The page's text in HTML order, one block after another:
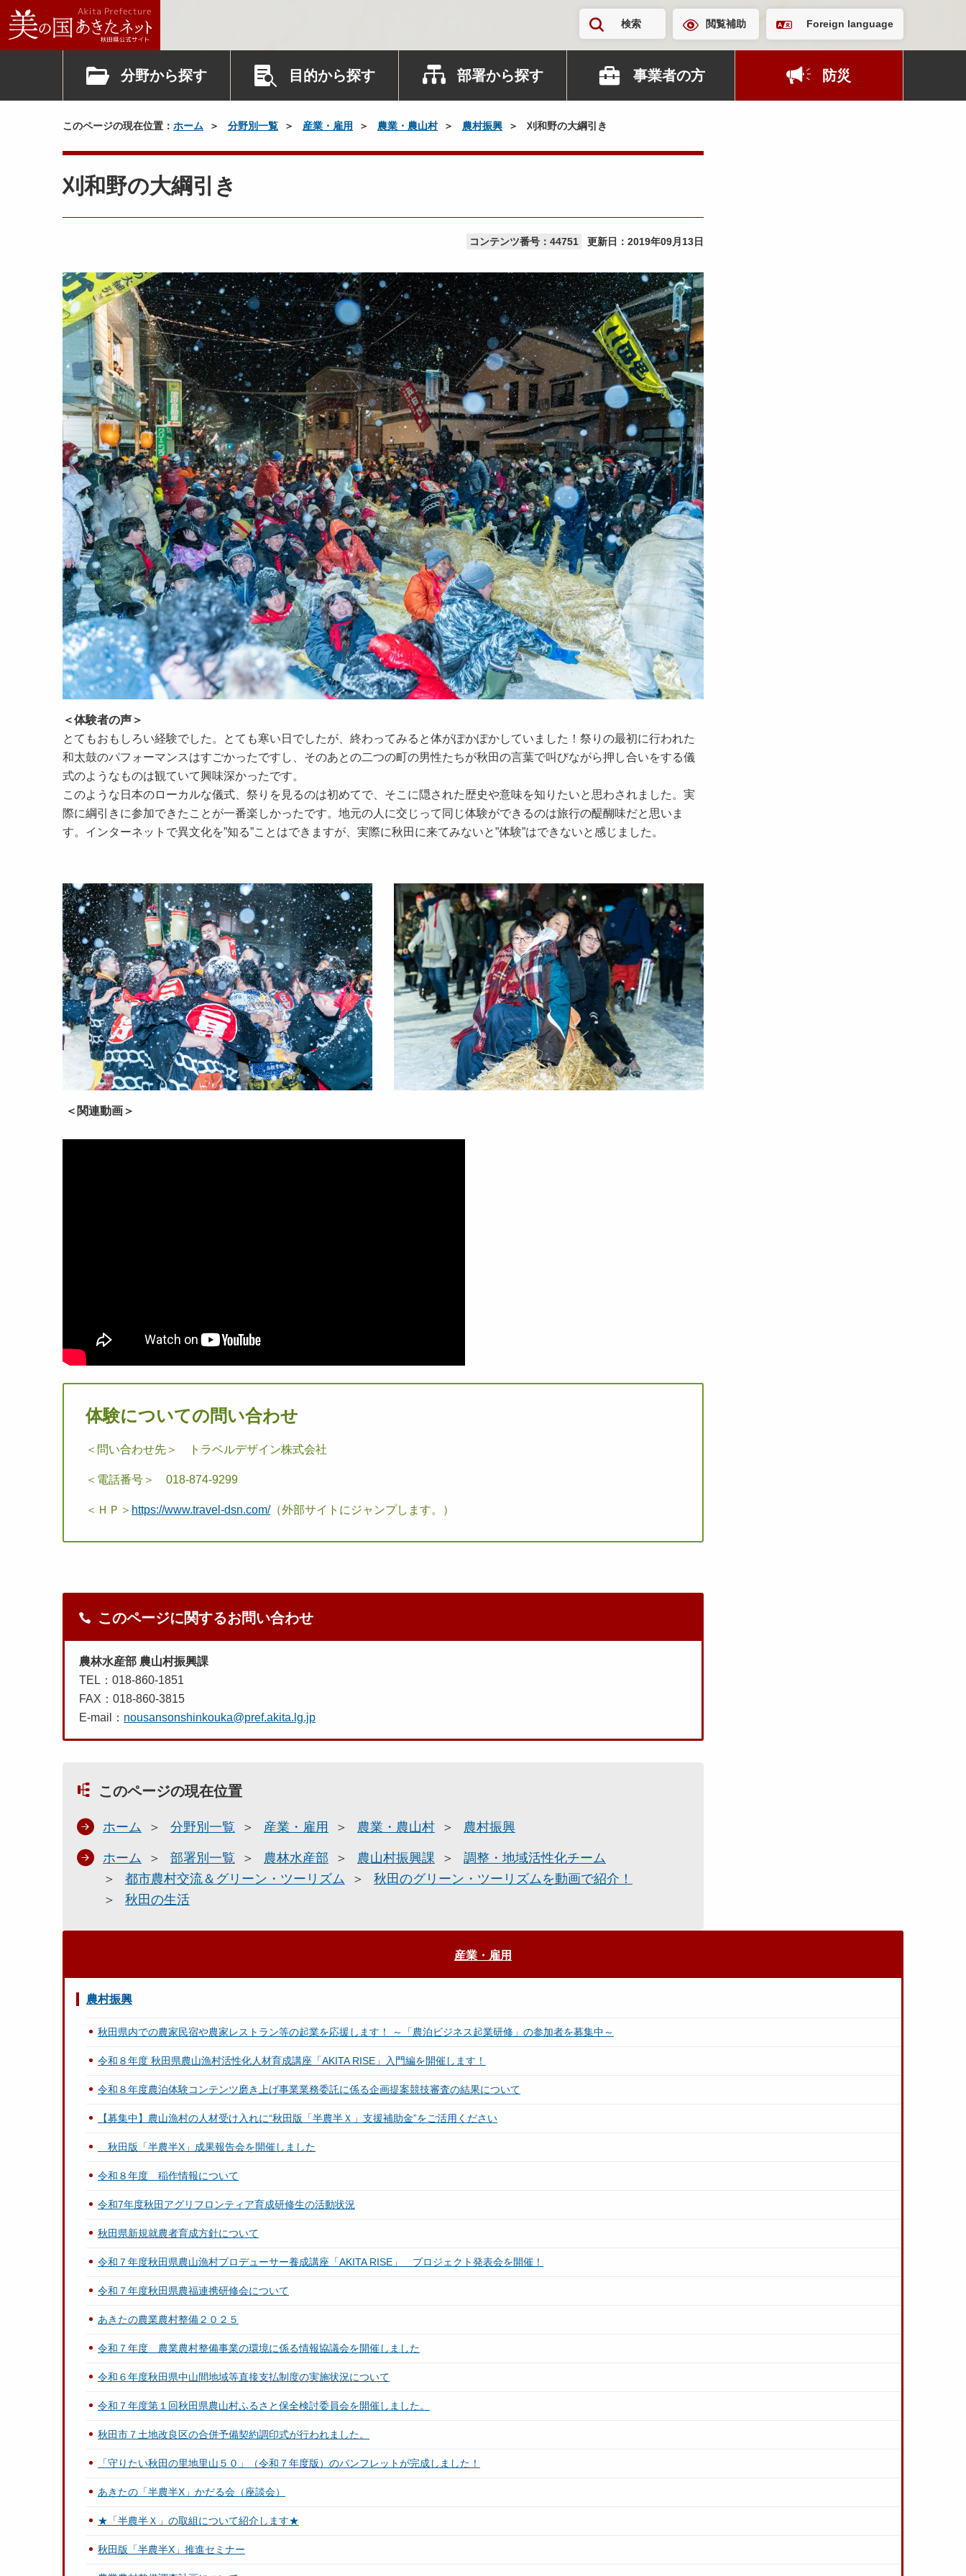
検索 閲覧補助 Foreign language
分野から探す 目的から探す 部署から探す 事業者の方 防災
このページの現在位置： ホーム 分野別一覧 産業・雇用 農業・農山村 農村振興 刈和野の大綱引き
刈和野の大綱引き
コンテンツ番号：44751 更新日： 2019年09月13日
＜体験者の声＞
とてもおもしろい経験でした。とても寒い日でしたが、終わってみると体がぽかぽかしていました！祭りの最初に行われた
和太鼓のパフォーマンスはすごかったですし、そのあとの二つの町の男性たちが秋田の言葉で叫びながら押し合いをする儀
式のようなものは観ていて興味深かったです。
このような日本のローカルな儀式、祭りを見るのは初めてで、そこに隠された歴史や意味を知りたいと思わされました。実
際に綱引きに参加できたことが一番楽しかったです。地元の人に交じって同じ体験ができるのは旅行の醍醐味だと思いま
す。インターネットで異文化を”知る”ことはできますが、実際に秋田に来てみないと”体験”はできないと感じました。
＜関連動画＞
体験についての問い合わせ
＜問い合わせ先＞ トラベルデザイン株式会社
＜電話番号＞ 018-874-9299
＜ＨＰ＞ https://www.travel-dsn.com/（外部サイトにジャンプします。）
このページに関するお問い合わせ
農林水産部 農山村振興課
TEL：018-860-1851
FAX：018-860-3815
E-mail： nousansonshinkouka@pref.akita.lg.jp
このページの現在位置
ホーム 分野別一覧 産業・雇用 農業・農山村 農村振興
ホーム 部署別一覧 農林水産部 農山村振興課
調整・地域活性化チーム
都市農村交流＆グリーン・ツーリズム
秋田のグリーン・ツーリズムを動画で紹介！
秋田の生活
産業・雇用
農村振興
秋田県内での農家民宿や農家レストラン等の起業を応援します！ ～「農泊ビジネス起業研修」の参加者を募集中～
令和８年度 秋田県農山漁村活性化人材育成講座「AKITA RISE」入門編を開催します！
令和８年度農泊体験コンテンツ磨き上げ事業業務委託に係る企画提案競技審査の結果について
【募集中】農山漁村の人材受け入れに“秋田版「半農半Ｘ」支援補助金”をご活用ください
秋田版「半農半X」成果報告会を開催しました
令和８年度 稲作情報について
令和7年度秋田アグリフロンティア育成研修生の活動状況
秋田県新規就農者育成方針について
令和７年度秋田県農山漁村プロデューサー養成講座「AKITA RISE」 プロジェクト発表会を開催！
令和７年度秋田県農福連携研修会について
あきたの農業農村整備２０２５
令和７年度 農業農村整備事業の環境に係る情報協議会を開催しました
令和６年度秋田県中山間地域等直接支払制度の実施状況について
令和７年度第１回秋田県農山村ふるさと保全検討委員会を開催しました。
秋田市７土地改良区の合併予備契約調印式が行われました。
「守りたい秋田の里地里山５０」（令和７年度版）のパンフレットが完成しました！
あきたの「半農半X」かだる会（座談会）
★「半農半Ｘ」の取組について紹介します★
秋田版「半農半X」推進セミナー